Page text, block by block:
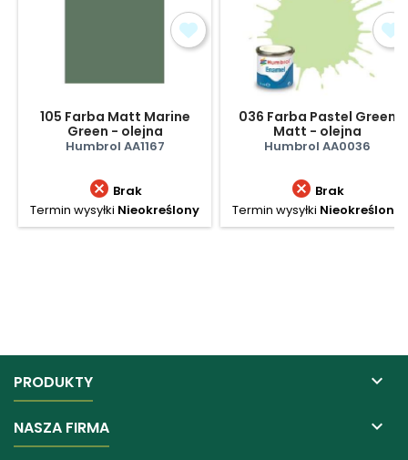
105 Farba Matt Marine
Green - olejna
Humbrol AA1167
 Brak
Termin wysyłki Nieokreślony
036 Farba Pastel Green
Matt - olejna
Humbrol AA0036
 Brak
Termin wysyłki Nieokreślony
PRODUKTY 
NASZA FIRMA 